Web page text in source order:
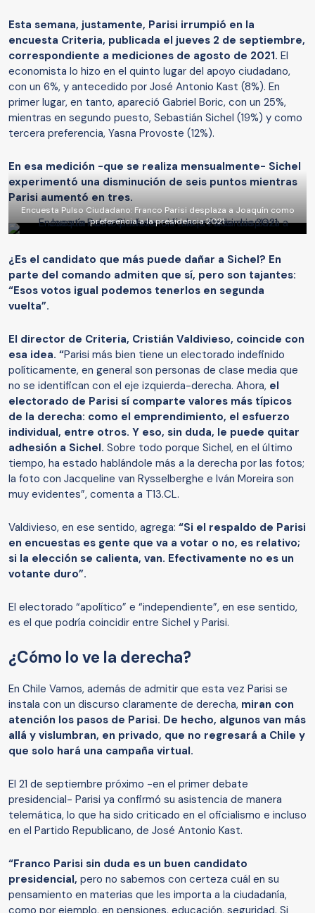
Esta semana, justamente, Parisi irrumpió en la
encuesta Criteria, publicada el jueves 2 de septiembre,
correspondiente a mediciones de agosto de 2021. El
economista lo hizo en el quinto lugar del apoyo ciudadano,
con un 6%, y antecedido por José Antonio Kast (8%). En
primer lugar, en tanto, apareció Gabriel Boric, con un 25%,
mientras en segundo puesto, Sebastián Sichel (19%) y como
tercera preferencia, Yasna Provoste (12%).
En esa medición -que se realiza mensualmente- Sichel
experimentó una disminución de seis puntos mientras
Parisi aumentó en tres.
Encuesta Pulso Ciudadano: Franco Parisi desplaza a Joaquín como
preferencia a la presidencia 2021
¿Es el candidato que más puede dañar a Sichel? En
parte del comando admiten que sí, pero son tajantes:
“Esos votos igual podemos tenerlos en segunda
vuelta”.
El director de Criteria, Cristián Valdivieso, coincide con
esa idea. “Parisi más bien tiene un electorado indefinido
políticamente, en general son personas de clase media que
no se identifican con el eje izquierda-derecha. Ahora, el
electorado de Parisi sí comparte valores más típicos
de la derecha: como el emprendimiento, el esfuerzo
individual, entre otros. Y eso, sin duda, le puede quitar
adhesión a Sichel. Sobre todo porque Sichel, en el último
tiempo, ha estado hablándole más a la derecha por las fotos;
la foto con Jacqueline van Rysselberghe e Iván Moreira son
muy evidentes”, comenta a T13.CL.
Valdivieso, en ese sentido, agrega: “Si el respaldo de Parisi
en encuestas es gente que va a votar o no, es relativo;
si la elección se calienta, van. Efectivamente no es un
votante duro”.
El electorado “apolítico” e “independiente”, en ese sentido,
es el que podría coincidir entre Sichel y Parisi.
¿Cómo lo ve la derecha?
En Chile Vamos, además de admitir que esta vez Parisi se
instala con un discurso claramente de derecha, miran con
atención los pasos de Parisi. De hecho, algunos van más
allá y vislumbran, en privado, que no regresará a Chile y
que solo hará una campaña virtual.
El 21 de septiembre próximo -en el primer debate
presidencial- Parisi ya confirmó su asistencia de manera
telemática, lo que ha sido criticado en el oficialismo e incluso
en el Partido Republicano, de José Antonio Kast.
“Franco Parisi sin duda es un buen candidato
presidencial, pero no sabemos con certeza cuál en su
pensamiento en materias que les importa a la ciudadanía,